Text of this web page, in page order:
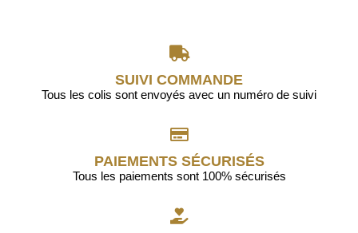
SUIVI COMMANDE
Tous les colis sont envoyés avec un numéro de suivi
PAIEMENTS SÉCURISÉS
Tous les paiements sont 100% sécurisés